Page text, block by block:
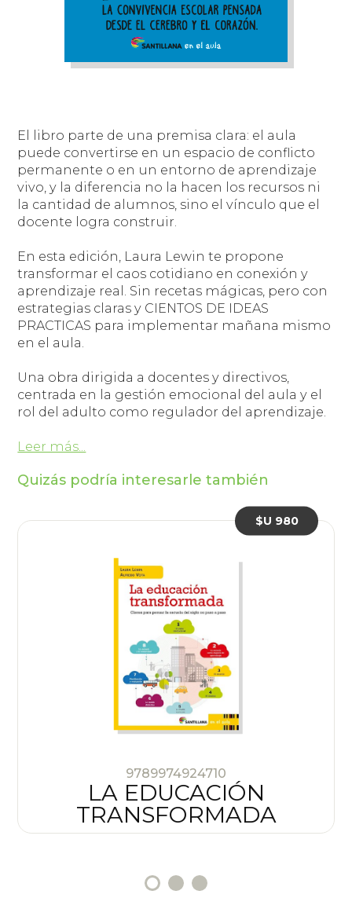
El libro parte de una premisa clara: el aula
puede convertirse en un espacio de conflicto
permanente o en un entorno de aprendizaje
vivo, y la diferencia no la hacen los recursos ni
la cantidad de alumnos, sino el vínculo que el
docente logra construir.
En esta edición, Laura Lewin te propone
transformar el caos cotidiano en conexión y
aprendizaje real. Sin recetas mágicas, pero con
estrategias claras y CIENTOS DE IDEAS
PRACTICAS para implementar mañana mismo
en el aula.
Una obra dirigida a docentes y directivos,
centrada en la gestión emocional del aula y el
rol del adulto como regulador del aprendizaje.
Leer más...
Quizás podría interesarle también
9789974924710
LA EDUCACIÓN
TRANSFORMADA
$U 980